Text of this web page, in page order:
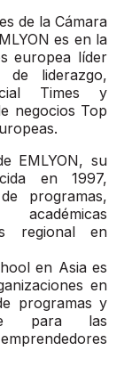
de la Cámara
es en la
europea líder
de liderazgo,
Times y
negocios Top
EMLYON, su
en 1997,
programas,
regional en
en Asia es
en
programas y
para las